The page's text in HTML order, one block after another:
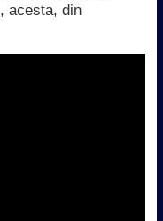
, acesta, din